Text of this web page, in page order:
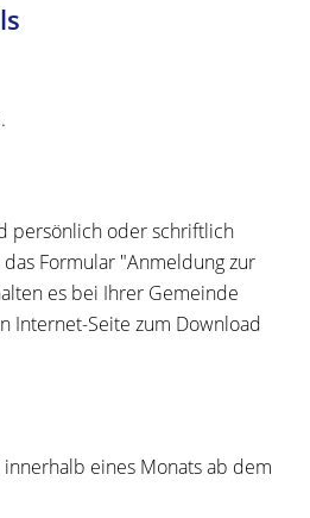
persönlich oder schriftlich
das Formular "Anmeldung zur
es bei Ihrer Gemeinde
Internet-Seite zum Download
eines Monats ab dem